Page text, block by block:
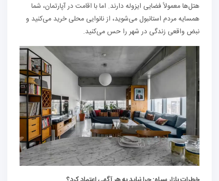
هتل‌ها معمولاً فضایی ایزوله دارند. اما با اقامت در آپارتمان، شما
همسایه مردم استانبول می‌شوید، از نانوایی محلی خرید می‌کنید و
نبض واقعی زندگی در شهر را حس می‌کنید.